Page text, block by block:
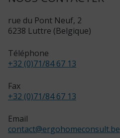
rue du Pont Neuf, 2
6238 Luttre (Belgique)
Téléphone
+32 (0)71/84 67 13
Fax
+32 (0)71/84 67 13
Email
contact@ergohomeconsult.be